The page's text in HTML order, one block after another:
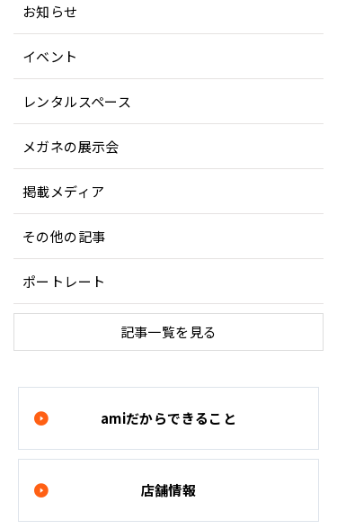
お知らせ
イベント
レンタルスペース
メガネの展示会
掲載メディア
その他の記事
ポートレート
記事一覧を見る
amiだからできること
店舗情報